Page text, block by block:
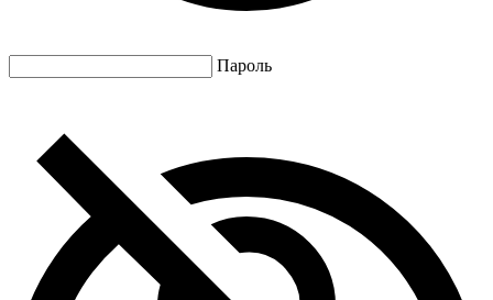
Пароль